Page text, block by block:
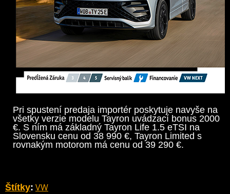
Pri spustení predaja importér poskytuje navyše na
všetky verzie modelu Tayron uvádzací bonus 2000
€. S ním má základný Tayron Life 1.5 eTSI na
Slovensku cenu od 38 990 €, Tayron Limited s
rovnakým motorom má cenu od 39 290 €.
Štítky: VW